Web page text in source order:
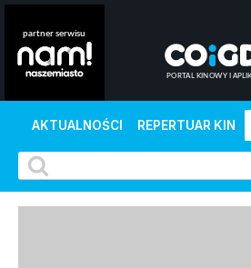
AKTUALNOŚCI REPERTUAR KIN